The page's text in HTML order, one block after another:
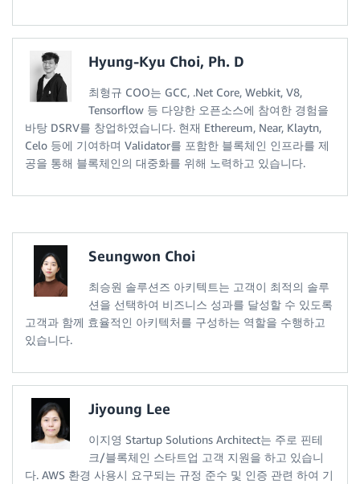
Hyung-Kyu Choi, Ph. D
최형규 COO는 GCC, .Net Core, Webkit, V8,
Tensorflow 등 다양한 오픈소스에 참여한 경험을
바탕 DSRV를 창업하였습니다. 현재 Ethereum, Near, Klaytn,
Celo 등에 기여하며 Validator를 포함한 블록체인 인프라를 제
공을 통해 블록체인의 대중화를 위해 노력하고 있습니다.
Seungwon Choi
최승원 솔루션즈 아키텍트는 고객이 최적의 솔루
션을 선택하여 비즈니스 성과를 달성할 수 있도록
고객과 함께 효율적인 아키텍처를 구성하는 역할을 수행하고
있습니다.
Jiyoung Lee
이지영 Startup Solutions Architect는 주로 핀테
크/블록체인 스타트업 고객 지원을 하고 있습니
다. AWS 환경 사용시 요구되는 규정 준수 및 인증 관련 하여 기